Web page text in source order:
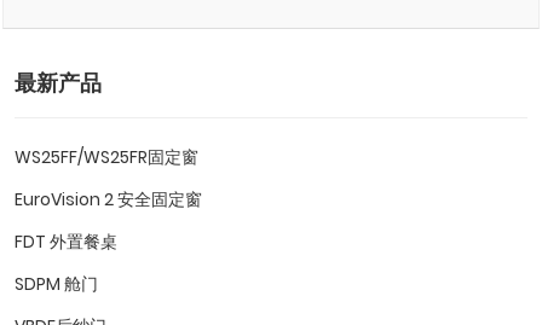
最新产品
WS25FF/WS25FR固定窗
EuroVision 2 安全固定窗
FDT 外置餐桌
SDPM 舱门